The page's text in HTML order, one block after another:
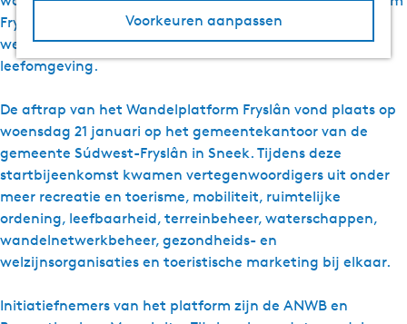
Voorkeuren aanpassen
p
e
Fryslân brengt organisaties en overheden samen die
werken aan mobiliteit, gezondheid, recreatie en
leefomgeving.
De aftrap van het Wandelplatform Fryslân vond plaats op
woensdag 21 januari op het gemeentekantoor van de
gemeente Súdwest-Fryslân in Sneek. Tijdens deze
startbijeenkomst kwamen vertegenwoordigers uit onder
meer recreatie en toerisme, mobiliteit, ruimtelijke
ordening, leefbaarheid, terreinbeheer, waterschappen,
wandelnetwerkbeheer, gezondheids- en
welzijnsorganisaties en toeristische marketing bij elkaar.
Initiatiefnemers van het platform zijn de ANWB en